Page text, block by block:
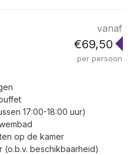
vanaf
€69,50
per persoon
17:00-18:00 uur)
op de kamer
(o.b.v. beschikbaarheid)